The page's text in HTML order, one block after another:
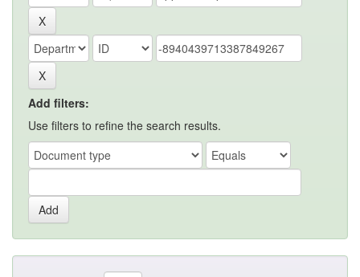
Add filters:
Use filters to refine the search results.